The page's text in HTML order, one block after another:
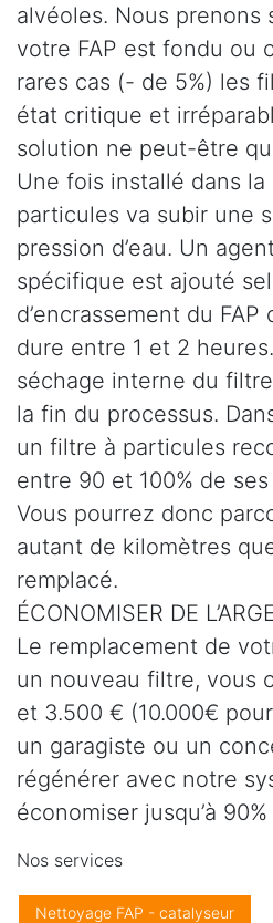
alvéoles. Nous prenons
votre FAP est fondu ou
rares cas (- de 5%) les
état critique et
solution ne peut-être
Une fois installé dans
particules va subir une
pression d’eau. Un
spécifique est ajouté
d’encrassement du FAP
dure entre 1 et 2
séchage interne du
la fin du processus.
un filtre à particules
entre 90 et 100% de
Vous pourrez donc
autant de kilomètres
remplacé.
ÉCONOMISER DE
Le remplacement de
un nouveau filtre, vous
et 3.500 € (10.000€
un garagiste ou un
régénérer avec notre
économiser jusqu’à 90%
Nos services
Nettoyage FAP - catalyseur